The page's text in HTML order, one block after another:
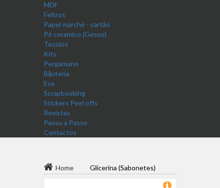
MDF
Feltros
Papel marché - cartão
Pó ceramico (Gesso)
Tecidos
Kits
Pergamano
Bijuteria
Eva
Scrapbooking
Stickers Peel offs
Revistas
Passo a Passo
Contactos
Home Glicerina (Sabonetes)